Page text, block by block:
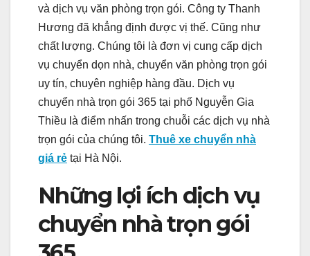
và dịch vụ văn phòng trọn gói. Công ty Thanh
Hương đã khẳng định được vị thế. Cũng như
chất lượng. Chúng tôi là đơn vị cung cấp dịch
vụ chuyển dọn nhà, chuyển văn phòng trọn gói
uy tín, chuyên nghiệp hàng đầu. Dịch vụ
chuyển nhà trọn gói 365 tại phố Nguyễn Gia
Thiều là điểm nhấn trong chuỗi các dịch vụ nhà
trọn gói của chúng tôi. Thuê xe chuyển nhà
giá rẻ tại Hà Nội.
Những lợi ích dịch vụ
chuyển nhà trọn gói